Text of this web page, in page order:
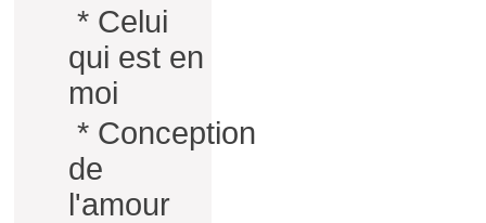
* Celui
qui est en
moi
* Conception
de
l'amour